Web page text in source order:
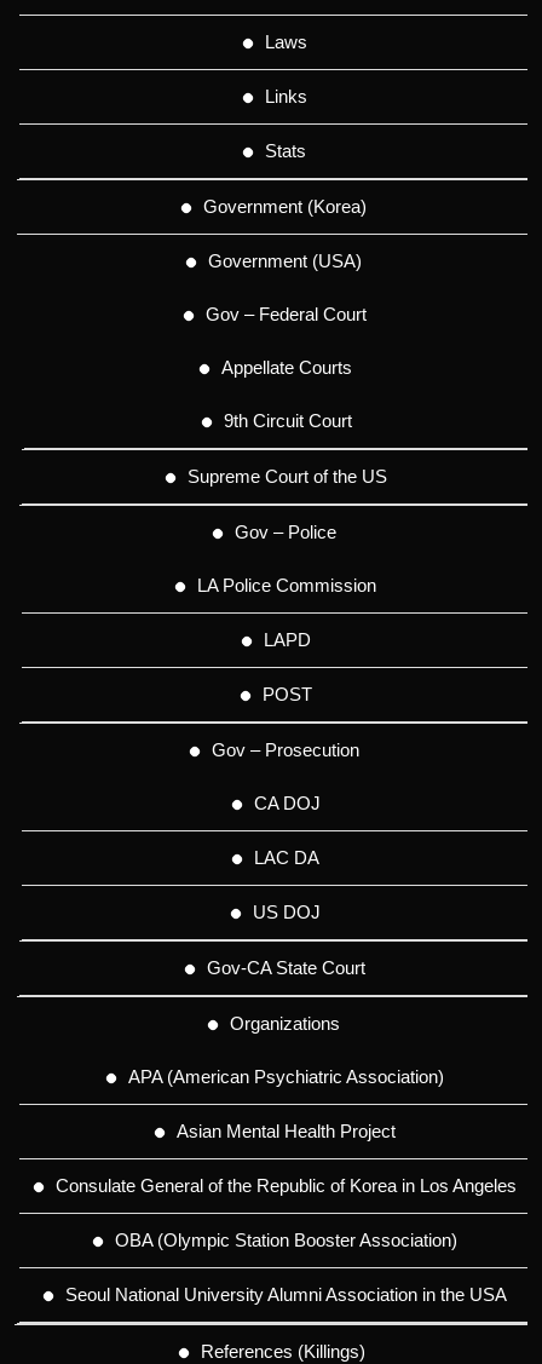
Laws
Links
Stats
Government (Korea)
Government (USA)
Gov – Federal Court
Appellate Courts
9th Circuit Court
Supreme Court of the US
Gov – Police
LA Police Commission
LAPD
POST
Gov – Prosecution
CA DOJ
LAC DA
US DOJ
Gov-CA State Court
Organizations
APA (American Psychiatric Association)
Asian Mental Health Project
Consulate General of the Republic of Korea in Los Angeles
OBA (Olympic Station Booster Association)
Seoul National University Alumni Association in the USA
References (Killings)